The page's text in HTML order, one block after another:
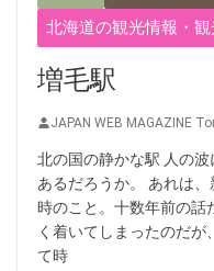
北海道の観光情報・観
増毛駅
JAPAN WEB MAGAZINE
北の国の静かな駅 人の
あるだろうか。 あれは
時のこと。十数年前の話
く着いてしまったのだ
て時